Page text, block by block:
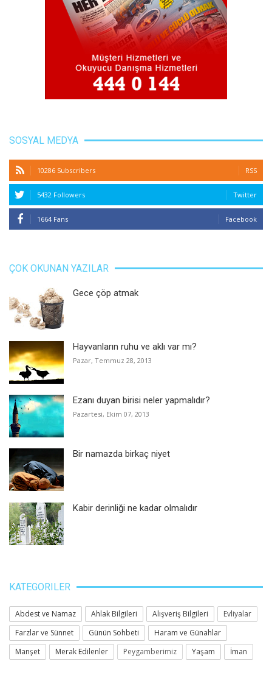
SOSYAL MEDYA
10286 Subscribers RSS
5432 Followers Twitter
1664 Fans Facebook
ÇOK OKUNAN YAZILAR
Gece çöp atmak
Hayvanların ruhu ve aklı var mı?
Pazar, Temmuz 28, 2013
Ezanı duyan birisi neler yapmalıdır?
Pazartesi, Ekim 07, 2013
Bir namazda birkaç niyet
Kabir derinliği ne kadar olmalıdır
KATEGORILER
Abdest ve Namaz Ahlak Bilgileri Alışveriş Bilgileri
Evliyalar
Farzlar ve Sünnet
Günün Sohbeti
Haram ve Günahlar
Manşet
Merak Edilenler Peygamberimiz Yaşam İman